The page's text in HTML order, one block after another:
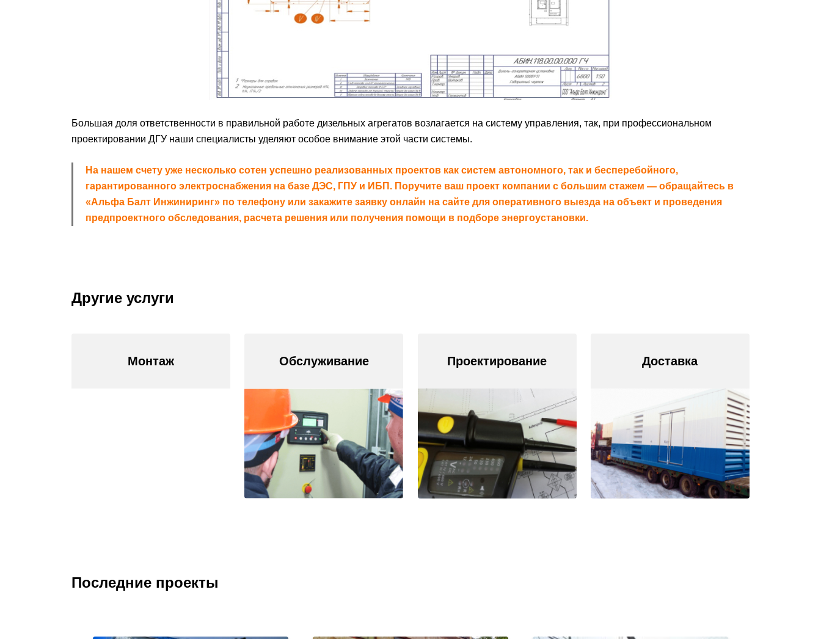
Большая доля ответственности в правильной работе дизельных агрегатов возлагается на систему управления, так, при профессиональном
проектировании ДГУ наши специалисты уделяют особое внимание этой части системы.
На нашем счету уже несколько сотен успешно реализованных проектов как систем автономного, так и бесперебойного,
гарантированного электроснабжения на базе ДЭС, ГПУ и ИБП. Поручите ваш проект компании с большим стажем — обращайтесь в
«Альфа Балт Инжиниринг» по телефону или закажите заявку онлайн на сайте для оперативного выезда на объект и проведения
предпроектного обследования, расчета решения или получения помощи в подборе энергоустановки.
Другие услуги
Монтаж Обслуживание Проектирование Доставка
Последние проекты